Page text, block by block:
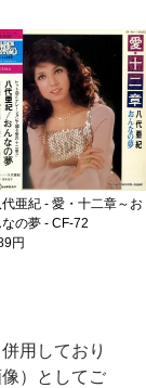
代亜紀 - 愛・十二章～お
なの夢 - CF-72
円
用しており
）としてご